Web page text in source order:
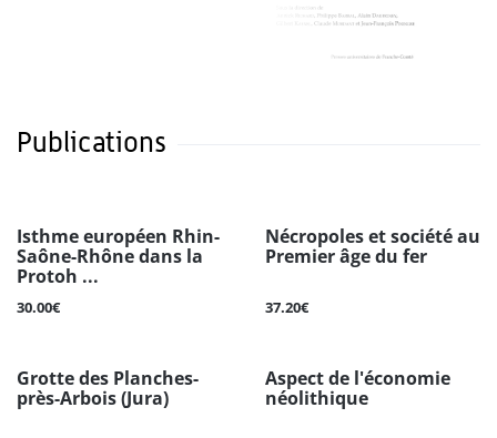
Publications
Isthme européen Rhin-
Saône-Rhône dans la
Protoh ...
30.00€
Nécropoles et société au
Premier âge du fer
37.20€
Grotte des Planches-
près-Arbois (Jura)
Aspect de l'économie
néolithique